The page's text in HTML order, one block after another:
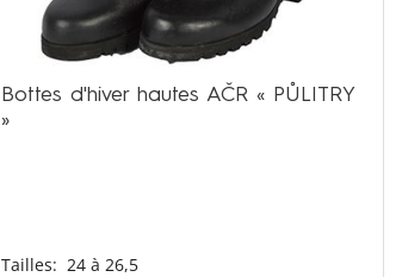
Bottes d'hiver hautes AČR « PŮLITRY
»
Tailles: 24 à 26,5